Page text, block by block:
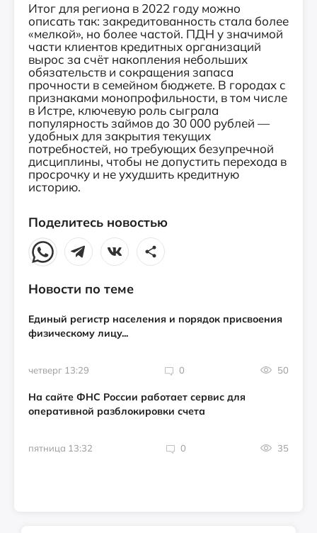
Итог для региона в 2022 году можно
описать так: закредитованность стала более
«мелкой», но более частой. ПДН у значимой
части клиентов кредитных организаций
вырос за счёт накопления небольших
обязательств и сокращения запаса
прочности в семейном бюджете. В городах с
признаками монопрофильности, в том числе
в Истре, ключевую роль сыграла
популярность займов до 30 000 рублей —
удобных для закрытия текущих
потребностей, но требующих безупречной
дисциплины, чтобы не допустить перехода в
просрочку и не ухудшить кредитную
историю.
Поделитесь новостью
Новости по теме
Единый регистр населения и порядок присвоения
физическому лицу...
четверг 13:29 0 50
На сайте ФНС России работает сервис для
оперативной разблокировки счета
пятница 13:32 0 35